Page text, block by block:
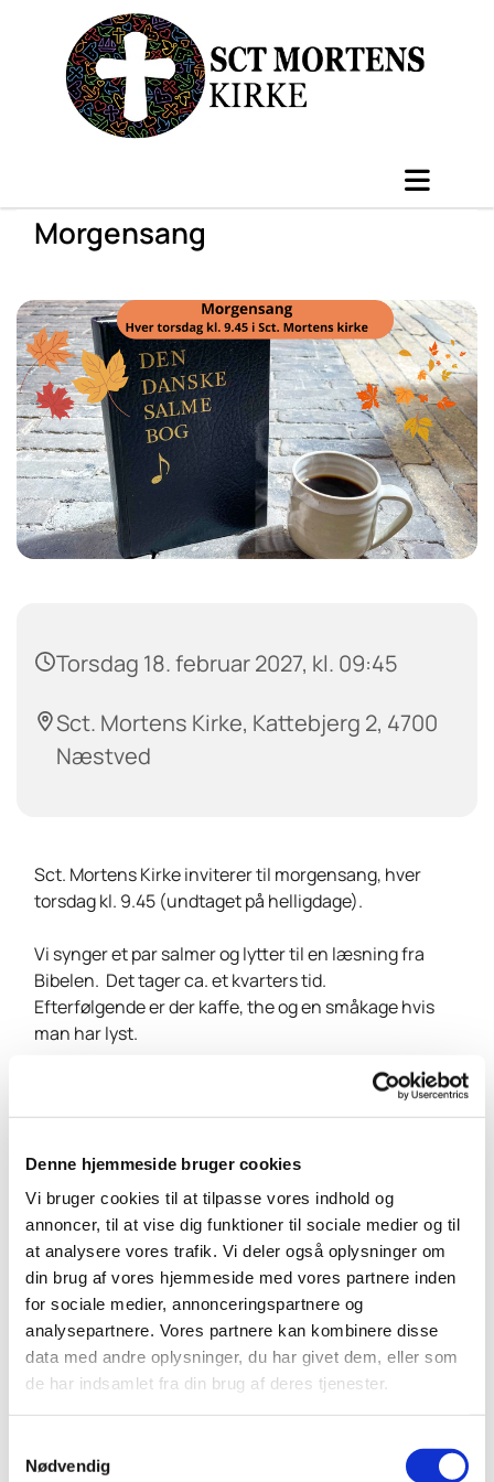
Denne hjemmeside bruger cookies
Vi bruger cookies til at tilpasse vores indhold og
annoncer, til at vise dig funktioner til sociale medier og til
at analysere vores trafik. Vi deler også oplysninger om
din brug af vores hjemmeside med vores partnere inden
for sociale medier, annonceringspartnere og
analysepartnere. Vores partnere kan kombinere disse
data med andre oplysninger, du har givet dem, eller som
de har indsamlet fra din brug af deres tjenester.
Nødvendig
Morgensang
Torsdag 18. februar 2027, kl. 09:45
Sct. Mortens Kirke, Kattebjerg 2, 4700
Næstved
Sct. Mortens Kirke inviterer til morgensang, hver
torsdag kl. 9.45 (undtaget på helligdage).
Vi synger et par salmer og lytter til en læsning fra
Bibelen. Det tager ca. et kvarters tid.
Efterfølgende er der kaffe, the og en småkage hvis
man har lyst.